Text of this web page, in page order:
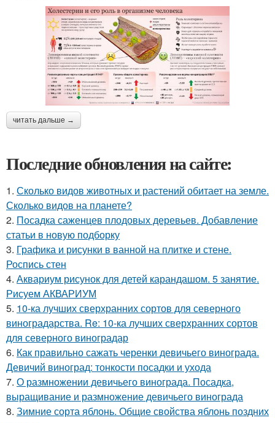
читать дальше →
Последние обновления на сайте:
1. Сколько видов животных и растений обитает на земле.
Сколько видов на планете?
2. Посадка саженцев плодовых деревьев. Добавление
статьи в новую подборку
3. Графика и рисунки в ванной на плитке и стене.
Роспись стен
4. Аквариум рисунок для детей карандашом. 5 занятие.
Рисуем АКВАРИУМ
5. 10-ка лучших сверхранних сортов для северного
виноградарства. Re: 10-ка лучших сверхранних сортов
для северного виноградар
6. Как правильно сажать черенки девичьего винограда.
Девичий виноград: тонкости посадки и ухода
7. О размножении девичьего винограда. Посадка,
выращивание и размножение девичьего винограда
8. Зимние сорта яблонь. Общие свойства яблонь поздних